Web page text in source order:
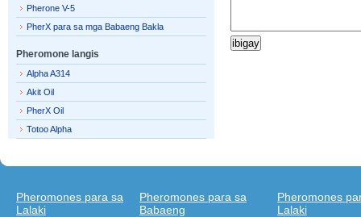
Pherone V-5
PherX para sa mga Babaeng Bakla
Pheromone langis
Alpha A314
Akit Oil
PherX Oil
Totoo Alpha
Pheromones para sa
Lalaki
Pheromones para sa
Babaeng
Pheromones
Lalaki